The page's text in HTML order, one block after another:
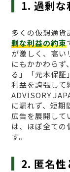
1. 過剰な
多くの仮想通貨
剰な利益の約束
が激しく、高い
にもかかわらず
る」「元本保証
利益を誇張して
ADVISORY
に漏れず、短期
広告を展開して
は、ほぼ全ての
す。
2. 匿名性